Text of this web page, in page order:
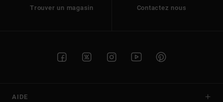
Trouver un magasin Contactez nous
AIDE